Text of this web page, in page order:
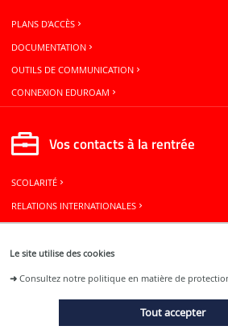
Le site utilise des cookies
➜Consultez notre politique en matière de
Tout accepter
PLANS D'ACCÈS
DOCUMENTATION
OUTILS DE COMMUNICATION
CONNEXION EDUROAM
Vos contacts à la rentrée
SCOLARITÉ
RELATIONS INTERNATIONALES
Restons connectés